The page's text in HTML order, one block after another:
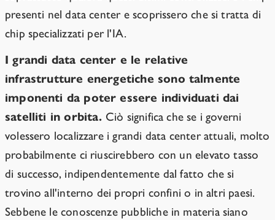
presenti nel data center e scoprissero che si tratta di
chip specializzati per l'IA.
I grandi data center e le relative
infrastrutture energetiche sono talmente
imponenti da poter essere individuati dai
satelliti in orbita. Ciò significa che se i governi
volessero localizzare i grandi data center attuali, molto
probabilmente ci riuscirebbero con un elevato tasso
di successo, indipendentemente dal fatto che si
trovino all'interno dei propri confini o in altri paesi.
Sebbene le conoscenze pubbliche in materia siano